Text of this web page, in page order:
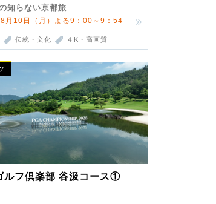
知らない京都旅
月10日（月）よる9：00～9：54
伝統・文化 ４K・高画質
ルフ倶楽部 谷汲コース①